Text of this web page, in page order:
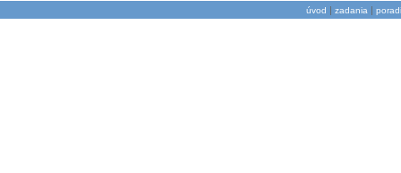
úvod | zadania |